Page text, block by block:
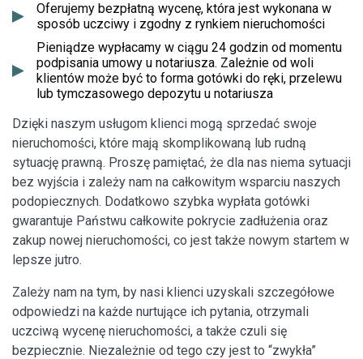
Oferujemy bezpłatną wycenę, która jest wykonana w
sposób uczciwy i zgodny z rynkiem nieruchomości
Pieniądze wypłacamy w ciągu 24 godzin od momentu
podpisania umowy u notariusza. Zależnie od woli
klientów może być to forma gotówki do ręki, przelewu
lub tymczasowego depozytu u notariusza
Dzięki naszym usługom klienci mogą sprzedać swoje
nieruchomości, które mają skomplikowaną lub rudną
sytuację prawną. Proszę pamiętać, że dla nas niema sytuacji
bez wyjścia i zależy nam na całkowitym wsparciu naszych
podopiecznych. Dodatkowo szybka wypłata gotówki
gwarantuje Państwu całkowite pokrycie zadłużenia oraz
zakup nowej nieruchomości, co jest także nowym startem w
lepsze jutro.
Zależy nam na tym, by nasi klienci uzyskali szczegółowe
odpowiedzi na każde nurtujące ich pytania, otrzymali
uczciwą wycenę nieruchomości, a także czuli się
bezpiecznie. Niezależnie od tego czy jest to “zwykła”